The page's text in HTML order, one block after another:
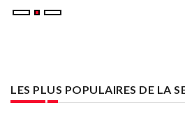
LES PLUS POPULAIRES DE LA